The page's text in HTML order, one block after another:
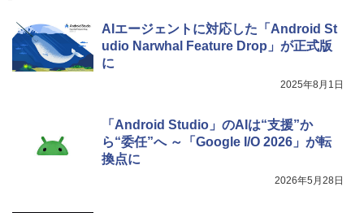
AIエージェントに対応した「Android St
udio Narwhal Feature Drop」が正式版
に
2025年8月1日
「Android Studio」のAIは“支援”か
ら“委任”へ ～「Google I/O 2026」が転
換点に
2026年5月28日